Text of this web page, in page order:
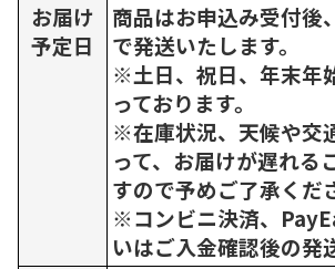
お届け
予定日
商品はお申込み受付後
で発送いたします。
※土日、祝日、年末年
っております。
※在庫状況、天候や交
って、お届けが遅れる
すので予めご了承くだ
※コンビニ決済、
いはご入金確認後の発